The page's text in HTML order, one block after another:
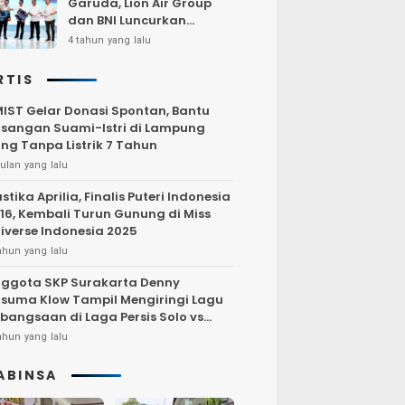
dan BNI Luncurkan
Program Terbang Hemat
4 tahun yang lalu
Gelar Donasi Spontan, Bantu
Suami-Istri di Lampung
Tanpa Listrik 7 Tahun
yang lalu
Aprilia, Finalis Puteri Indonesia
Kembali Turun Gunung di Miss
Indonesia 2025
yang lalu
SKP Surakarta Denny
Klow Tampil Mengiringi Lagu
di Laga Persis Solo vs
Jakarta
yang lalu